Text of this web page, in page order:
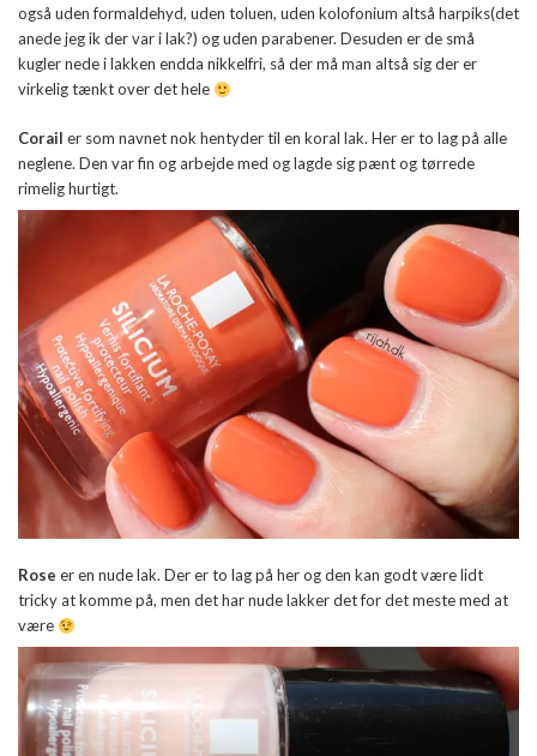
også uden formaldehyd, uden toluen, uden kolofonium altså harpiks(det
anede jeg ik der var i lak?) og uden parabener. Desuden er de små
kugler nede i lakken endda nikkelfri, så der må man altså sig der er
virkelig tænkt over det hele
Corail er som navnet nok hentyder til en koral lak. Her er to lag på alle
neglene. Den var fin og arbejde med og lagde sig pænt og tørrede
rimelig hurtigt.
Rose er en nude lak. Der er to lag på her og den kan godt være lidt
tricky at komme på, men det har nude lakker det for det meste med at
være